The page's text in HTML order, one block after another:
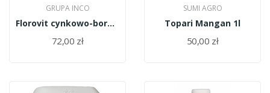
GRUPA INCO
Florovit cynkowo-borowy 4kg
72,00 zł
SUMI AGRO
Topari Mangan 1l
50,00 zł